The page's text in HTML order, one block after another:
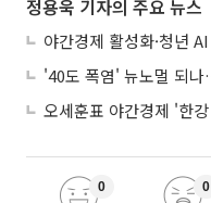
정용욱 기자의 주요 뉴스
0 0